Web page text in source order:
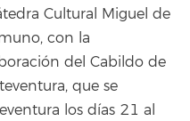
Cultural Miguel de
con la
del Cabildo de
que se
los días 21 al